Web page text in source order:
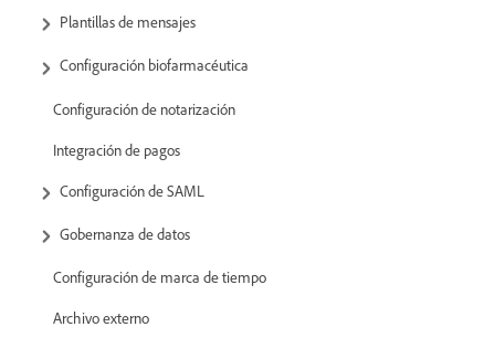
Plantillas de mensajes
Configuración biofarmacéutica
Configuración de notarización
Integración de pagos
Configuración de SAML
Gobernanza de datos
Configuración de marca de tiempo
Archivo externo